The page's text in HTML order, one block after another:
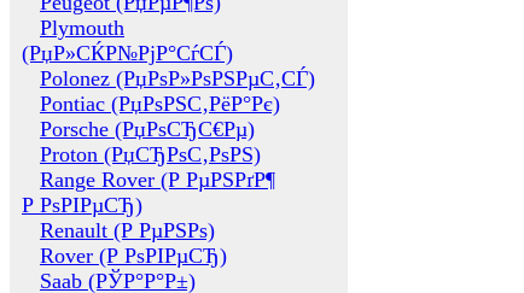
Plymouth
(РџР»СЌР№РјР°СѓСЃ)
Polonez (РџРѕР»РѕРЅРµС‚СЃ)
Pontiac (РџРѕРЅС‚РёР°Рє)
Porsche (РџРѕСЂС€Рµ)
Proton (РџСЂРѕС‚РѕРЅ)
Range Rover (Р РµРЅРґР¶
Р РѕРІРµСЂ)
Renault (Р РµРЅРѕ)
Rover (Р РѕРІРµСЂ)
Saab (РЎР°Р°Р±)